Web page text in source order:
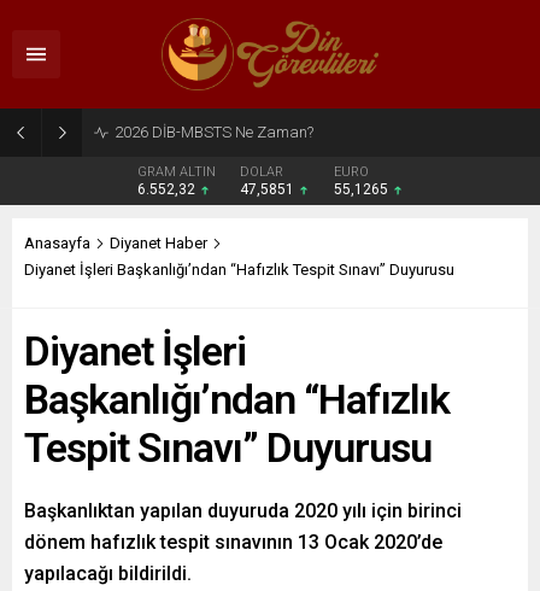
2026 DİB-MBSTS Ne Zaman?
GRAM ALTIN
6.552,32
DOLAR
47,5851
EURO
55,1265
Anasayfa
Diyanet Haber
Diyanet İşleri Başkanlığı’ndan “Hafızlık Tespit Sınavı” Duyurusu
Diyanet İşleri
Başkanlığı’ndan “Hafızlık
Tespit Sınavı” Duyurusu
Başkanlıktan yapılan duyuruda 2020 yılı için birinci
dönem hafızlık tespit sınavının 13 Ocak 2020’de
yapılacağı bildirildi.